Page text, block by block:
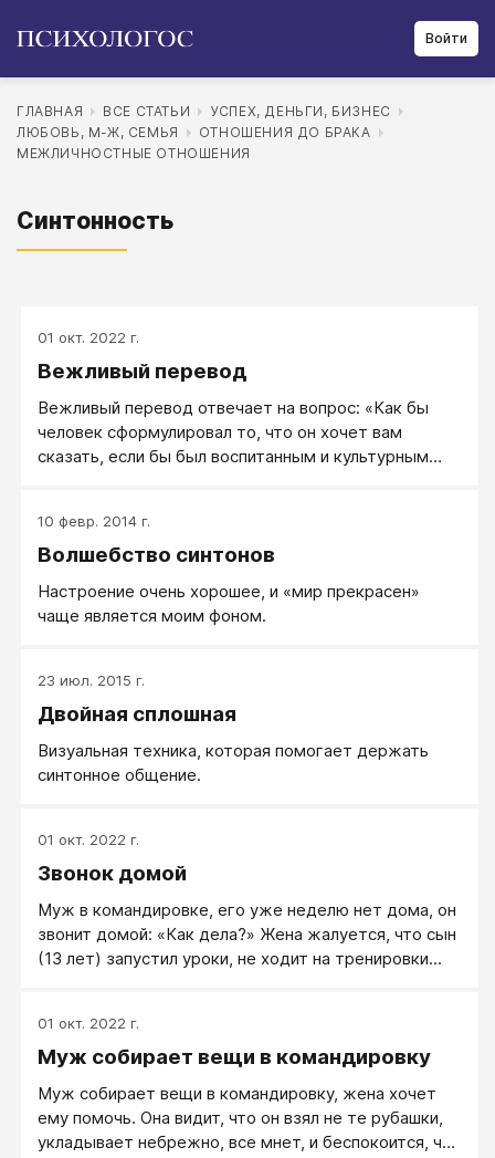
Войти
ГЛАВНАЯ ВСЕ СТАТЬИ
УСПЕХ, ДЕНЬГИ, БИЗНЕС
ЛЮБОВЬ, М-Ж, СЕМЬЯ
ОТНОШЕНИЯ ДО БРАКА
МЕЖЛИЧНОСТНЫЕ ОТНОШЕНИЯ
Синтонность
01 окт. 2022 г.
Вежливый перевод
Вежливый перевод отвечает на вопрос: «Как бы
человек сформулировал то, что он хочет вам
сказать, если бы был воспитанным и культурным
10 февр. 2014 г.
Волшебство синтонов
Настроение очень хорошее, и «мир прекрасен»
чаще является моим фоном.
23 июл. 2015 г.
Двойная сплошная
Визуальная техника, которая помогает держать
синтонное общение.
01 окт. 2022 г.
Звонок домой
Муж в командировке, его уже неделю нет дома, он
звонит домой: «Как дела?» Жена жалуется, что сын
(13 лет) запустил уроки, не ходит на тренировки...
01 окт. 2022 г.
Муж собирает вещи в командировку
Муж собирает вещи в командировку, жена хочет
ему помочь. Она видит, что он взял не те рубашки,
укладывает небрежно, все мнет, и беспокоится, что